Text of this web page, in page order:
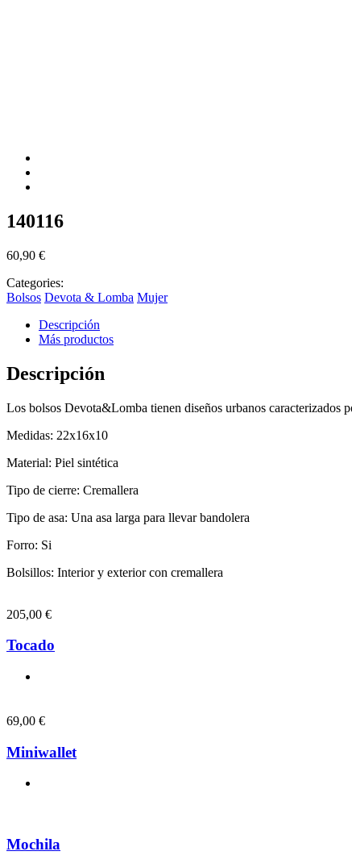
140116
60,90 €
Categories:
Bolsos Devota & Lomba Mujer
Descripción
Más productos
Descripción
Los bolsos Devota&Lomba tienen diseños urbanos caracterizados
Medidas: 22x16x10
Material: Piel sintética
Tipo de cierre: Cremallera
Tipo de asa: Una asa larga para llevar bandolera
Forro: Si
Bolsillos: Interior y exterior con cremallera
205,00 €
Tocado
69,00 €
Miniwallet
Mochila